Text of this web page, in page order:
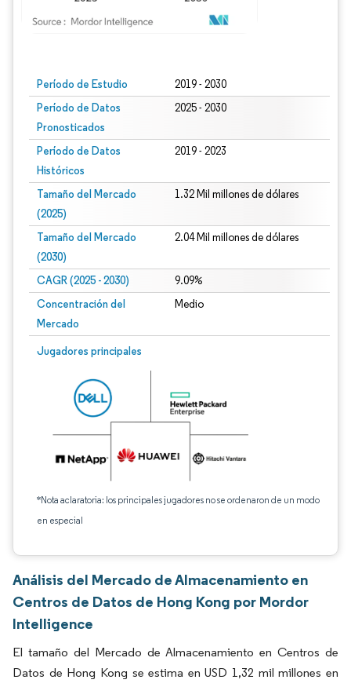
Período de Estudio 2019 - 2030
Período de Datos
Pronosticados
2025 - 2030
Período de Datos
Históricos
2019 - 2023
Tamaño del Mercado
(2025)
1.32 Mil millones de dólares
Tamaño del Mercado
(2030)
2.04 Mil millones de dólares
CAGR (2025 - 2030) 9.09%
Concentración del
Mercado
Medio
Jugadores principales
*Nota aclaratoria: los principales jugadores no se ordenaron de un modo
en especial
Análisis del Mercado de Almacenamiento en
Centros de Datos de Hong Kong por Mordor
Intelligence
El tamaño del Mercado de Almacenamiento en Centros de
Datos de Hong Kong se estima en USD 1,32 mil millones en